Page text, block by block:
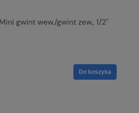
gwint wew./gwint zew., 1/2"
Do koszyka